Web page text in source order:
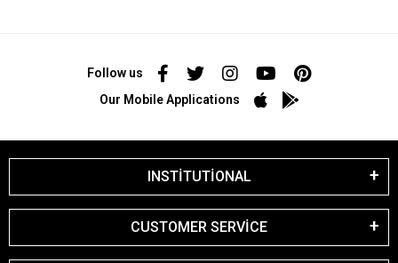
Follow us
Our Mobile Applications
INSTİTUTİONAL
CUSTOMER SERVİCE